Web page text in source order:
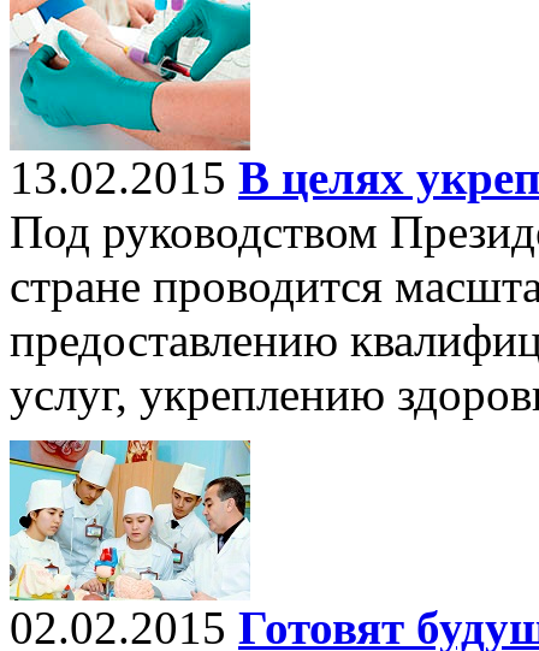
13.02.2015 В целях
Под руководством
стране проводится
предоставлению
услуг, укреплению
02.02.2015 Готовят